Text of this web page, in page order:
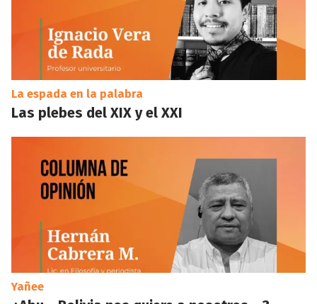
La espada en la palabra
Las plebes del XIX y el XXI
Yañee